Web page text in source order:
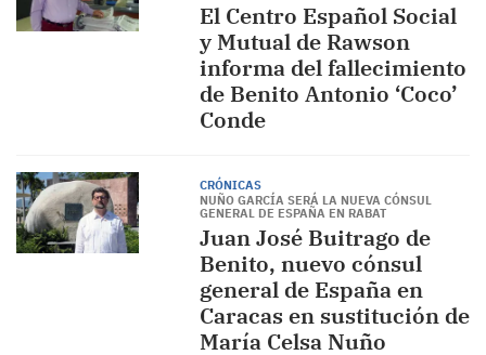
El Centro Español Social
y Mutual de Rawson
informa del fallecimiento
de Benito Antonio ‘Coco’
Conde
CRÓNICAS
NUÑO GARCÍA SERÁ LA NUEVA CÓNSUL
GENERAL DE ESPAÑA EN RABAT
Juan José Buitrago de
Benito, nuevo cónsul
general de España en
Caracas en sustitución de
María Celsa Nuño